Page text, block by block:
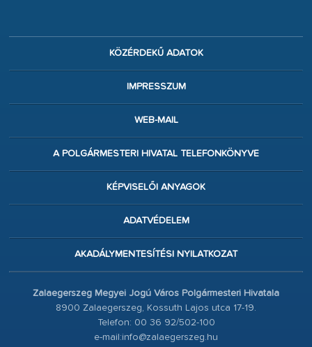
KÖZÉRDEKŰ ADATOK
IMPRESSZUM
WEB-MAIL
A POLGÁRMESTERI HIVATAL TELEFONKÖNYVE
KÉPVISELŐI ANYAGOK
ADATVÉDELEM
AKADÁLYMENTESÍTÉSI NYILATKOZAT
Zalaegerszeg Megyei Jogú Város Polgármesteri Hivatala
8900 Zalaegerszeg, Kossuth Lajos utca 17-19.
Telefon: 00 36 92/502-100
e-mail:info@zalaegerszeg.hu